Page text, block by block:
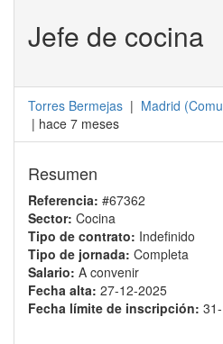
Jefe de cocina
Torres Bermejas | Madrid (
| hace 7 meses
Resumen
Referencia: #67362
Sector: Cocina
Tipo de contrato: Indefinido
Tipo de jornada: Completa
Salario: A convenir
Fecha alta: 27-12-2025
Fecha límite de inscripción: